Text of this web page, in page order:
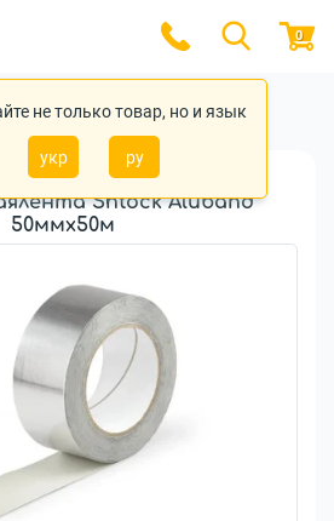
не только товар, но и язык
укр ру
0
ленты
ленты Shtock
клейкая
Shtock Aluband
50ммx50м